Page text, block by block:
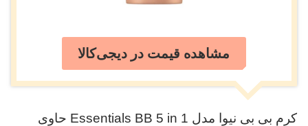
مشاهده قیمت در دیجی‌کالا
کرم بی بی نیوا مدل Essentials BB 5 in 1 حاوی